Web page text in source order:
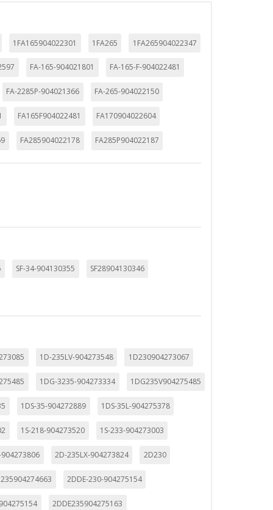
1FA165904022301 1FA265 1FA265904022347
FA-165-904021801 FA-165-F-904022481
FA-2285P-904021366 FA-265-904022150
FA165F904022481 FA170904022604
FA285904022178 FA285P904022187
SF-34-904130355 SF28904130346
1D-235LV-904273548 1D230904273067
1DG-3235-904273334 1DG235V904275485
1DS-35-904272889 1DS-35L-904275378
1S-218-904273520 1S-233-904273003
2D-235LX-904273824 2D230
2DDE-230-904275154
2DDE235904275163
RECHAZAR TODO
Puede configurar su
puedes consultar nuestra